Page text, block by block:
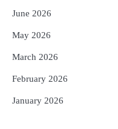
June 2026
May 2026
March 2026
February 2026
January 2026